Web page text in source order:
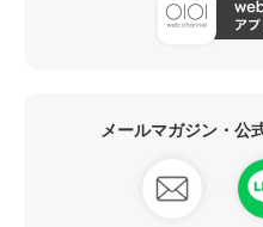
メールマガジン・公